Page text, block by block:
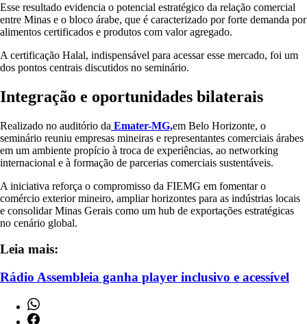
Esse resultado evidencia o potencial estratégico da relação comercial
entre Minas e o bloco árabe, que é caracterizado por forte demanda por
alimentos certificados e produtos com valor agregado.
A certificação Halal, indispensável para acessar esse mercado, foi um
dos pontos centrais discutidos no seminário.
Integração e oportunidades bilaterais
Realizado no auditório da Emater-MG,em Belo Horizonte, o
seminário reuniu empresas mineiras e representantes comerciais árabes
em um ambiente propício à troca de experiências, ao networking
internacional e à formação de parcerias comerciais sustentáveis.
A iniciativa reforça o compromisso da FIEMG em fomentar o
comércio exterior mineiro, ampliar horizontes para as indústrias locais
e consolidar Minas Gerais como um hub de exportações estratégicas
no cenário global.
Leia mais:
Rádio Assembleia ganha player inclusivo e acessível